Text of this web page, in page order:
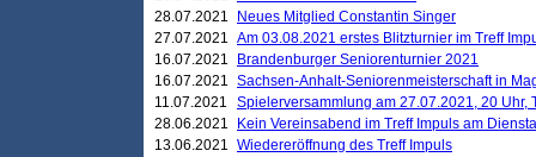
28.07.2021
Neues Mitglied Constantin Singer
27.07.2021 Am 03.08.2021 erstes Blitzturnier im Treff
16.07.2021
Brandenburger Seniorenturnier 2021
16.07.2021 Sachsen-Anhalt-Seniorenmeisterschaft in
11.07.2021
Spielerversammlung am 27.07.2021, 20 Uhr,
28.06.2021
Kein Vereinsabend im Treff Impuls am
13.06.2021 Wiedereröffnung des Treff Impuls